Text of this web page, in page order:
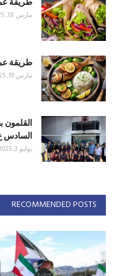
مارس 18, 2025
طريقة
مارس 19, 2025
القلمون
السادس
يوليو 3, 2025
RECOMMENDED POSTS